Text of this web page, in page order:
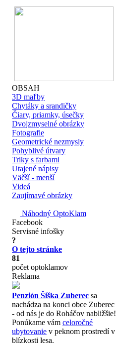
OBSAH
3D maľby
Chytáky a srandičky
Čiary, priamky, úsečky
Dvojzmyselné obrázky
Fotografie
Geometrické nezmysly
Pohyblivé útvary
Triky s farbami
Utajené nápisy
Väčší - menší
Videá
Zaujímavé obrázky
Náhodný OptoKlam
Facebook
Servisné infošky
?
O tejto stránke
81
počet optoklamov
Reklama
Penzión Šiška Zuberec sa
nachádza na konci obce Zuberec
- od nás je do Roháčov nabližšie!
Ponúkame vám celoročné
ubytovanie v peknom prostredí v
blízkosti lesa.